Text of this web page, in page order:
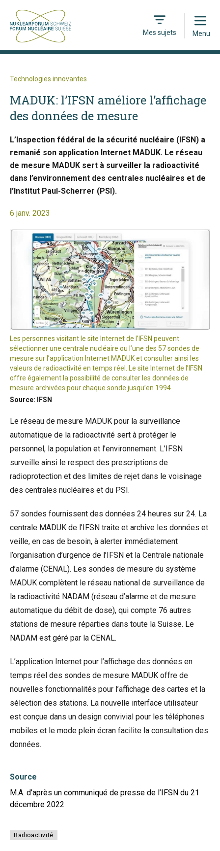
Mes sujets
Open
Menu
Technologies innovantes
MADUK: l’IFSN améliore l’affichage
des données de mesure
L’Inspection fédéral de la sécurité nucléaire (IFSN) a
remanié son application Internet MADUK. Le réseau
de mesure MADUK sert à surveiller la radioactivité
dans l’environnement des centrales nucléaires et de
l’Institut Paul-Scherrer (PSI).
6 janv. 2023
Les personnes visitant le site Internet de l’IFSN peuvent
sélectionner une centrale nucléaire ou l’une des 57 sondes de
mesure sur l’application Internet MADUK et consulter ainsi les
valeurs de radioactivité en temps réel. Le site Internet de l’IFSN
offre également la possibilité de consulter les données de
mesure archivées pour chaque sonde jusqu’en 1994.
Source: IFSN
Le réseau de mesure MADUK pour la surveillance
automatique de la radioactivité sert à protéger le
personnel, la population et l’environnement. L’IFSN
surveille ainsi le respect des prescriptions de
radioprotection et des limites de rejet dans le voisinage
des centrales nucléaires et du PSI.
57 sondes fournissent des données 24 heures sur 24. La
centrale MADUK de l’IFSN traite et archive les données et
veille, en cas de besoin, à alerter immédiatement
l’organisation d’urgence de l’IFSN et la Centrale nationale
d’alarme (CENAL). Les sondes de mesure du système
MADUK complètent le réseau national de surveillance de
la radioactivité NADAM (réseau d’alarme et de mesure
automatique du débit de dose), qui compte 76 autres
stations de mesure réparties dans toute la Suisse. Le
NADAM est géré par la CENAL.
L’application Internet pour l’affichage des données en
temps réel des sondes de mesure MADUK offre de
nouvelles fonctionnalités pour l’affichage des cartes et la
sélection des stations. La nouvelle interface utilisateur
est conçue dans un design convivial pour les téléphones
mobiles et le mode plein écran facilite la consultation des
données.
Source
M.A. d’après un communiqué de presse de l’IFSN du 21
décembre 2022
Radioactivité